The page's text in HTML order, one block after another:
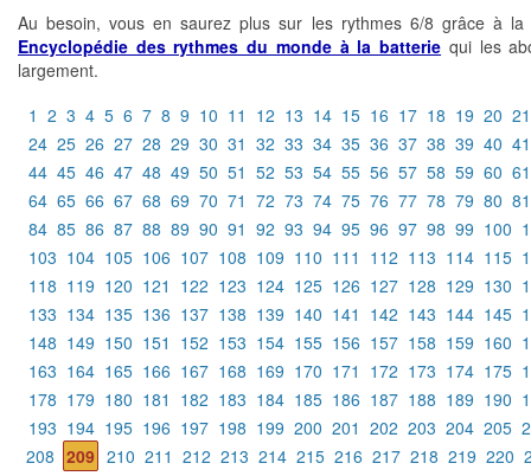
Au besoin, vous en saurez plus sur les rythmes 6/8 grâce à la
Encyclopédie des rythmes du monde à la batterie qui les
largement.
1 2 3 4 5 6 7 8 9 10 11 12 13 14 15 16 17 18 19 20 21
24 25 26 27 28 29 30 31 32 33 34 35 36 37 38 39 40 41
44 45 46 47 48 49 50 51 52 53 54 55 56 57 58 59 60 61
64 65 66 67 68 69 70 71 72 73 74 75 76 77 78 79 80 81
84 85 86 87 88 89 90 91 92 93 94 95 96 97 98 99 100
103 104 105 106 107 108 109 110 111 112 113 114 115
118 119 120 121 122 123 124 125 126 127 128 129 130
133 134 135 136 137 138 139 140 141 142 143 144 145
148 149 150 151 152 153 154 155 156 157 158 159 160
163 164 165 166 167 168 169 170 171 172 173 174 175
178 179 180 181 182 183 184 185 186 187 188 189 190
193 194 195 196 197 198 199 200 201 202 203 204 205
208 209 210 211 212 213 214 215 216 217 218 219 220